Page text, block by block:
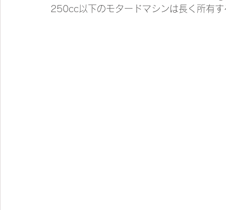
250cc以下のモタードマシンは長く所有す